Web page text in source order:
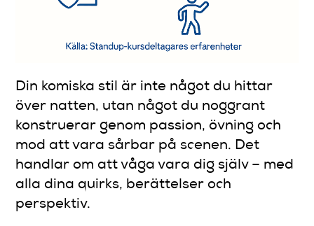
Din komiska stil är inte något du hittar
över natten, utan något du noggrant
konstruerar genom passion, övning och
mod att vara sårbar på scenen. Det
handlar om att våga vara dig själv – med
alla dina quirks, berättelser och
perspektiv.